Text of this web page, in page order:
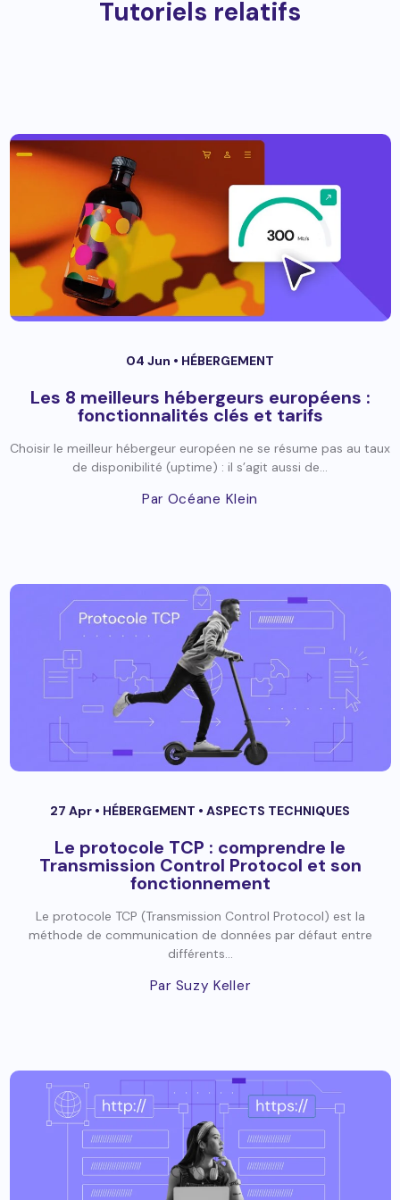
Tutoriels relatifs
04 Jun • HÉBERGEMENT
Les 8 meilleurs hébergeurs européens :
fonctionnalités clés et tarifs
Choisir le meilleur hébergeur européen ne se résume pas au taux
de disponibilité (uptime) : il s’agit aussi de...
Par Océane Klein
27 Apr • HÉBERGEMENT • ASPECTS TECHNIQUES
Le protocole TCP : comprendre le
Transmission Control Protocol et son
fonctionnement
Le protocole TCP (Transmission Control Protocol) est la
méthode de communication de données par défaut entre
différents...
Par Suzy Keller